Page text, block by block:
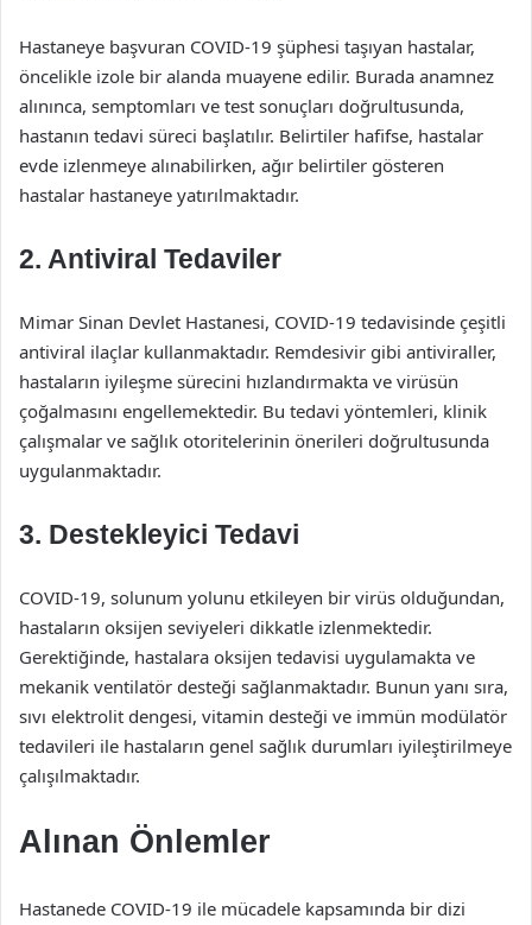
Hastaneye başvuran COVID-19 şüphesi taşıyan hastalar,
öncelikle izole bir alanda muayene edilir. Burada anamnez
alınınca, semptomları ve test sonuçları doğrultusunda,
hastanın tedavi süreci başlatılır. Belirtiler hafifse, hastalar
evde izlenmeye alınabilirken, ağır belirtiler gösteren
hastalar hastaneye yatırılmaktadır.
2. Antiviral Tedaviler
Mimar Sinan Devlet Hastanesi, COVID-19 tedavisinde çeşitli
antiviral ilaçlar kullanmaktadır. Remdesivir gibi antiviraller,
hastaların iyileşme sürecini hızlandırmakta ve virüsün
çoğalmasını engellemektedir. Bu tedavi yöntemleri, klinik
çalışmalar ve sağlık otoritelerinin önerileri doğrultusunda
uygulanmaktadır.
3. Destekleyici Tedavi
COVID-19, solunum yolunu etkileyen bir virüs olduğundan,
hastaların oksijen seviyeleri dikkatle izlenmektedir.
Gerektiğinde, hastalara oksijen tedavisi uygulamakta ve
mekanik ventilatör desteği sağlanmaktadır. Bunun yanı sıra,
sıvı elektrolit dengesi, vitamin desteği ve immün modülatör
tedavileri ile hastaların genel sağlık durumları iyileştirilmeye
çalışılmaktadır.
Alınan Önlemler
Hastanede COVID-19 ile mücadele kapsamında bir dizi